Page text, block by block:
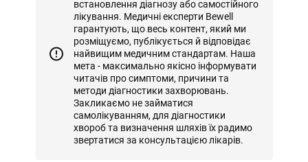
встановлення діагнозу або самостійного
лікування. Медичні експерти Bewell
гарантують, що весь контент, який ми
розміщуємо, публікується й відповідає
найвищим медичним стандартам. Наша
мета - максимально якісно інформувати
читачів про симптоми, причини та
методи діагностики захворювань.
Закликаємо не займатися
самолікуванням, для діагностики
хвороб та визначення шляхів їх радимо
звертатися за консультацією лікарів.